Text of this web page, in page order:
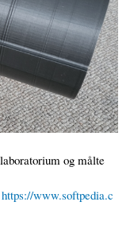
og målte
https://www.softpedia.c